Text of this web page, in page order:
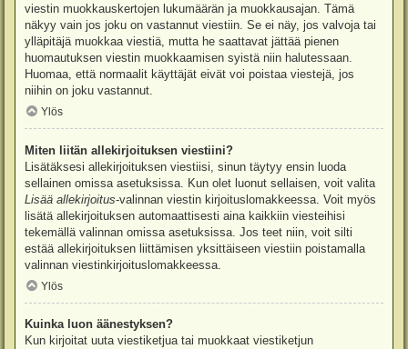
viestin muokkauskertojen lukumäärän ja muokkausajan. Tämä
näkyy vain jos joku on vastannut viestiin. Se ei näy, jos valvoja tai
ylläpitäjä muokkaa viestiä, mutta he saattavat jättää pienen
huomautuksen viestin muokkaamisen syistä niin halutessaan.
Huomaa, että normaalit käyttäjät eivät voi poistaa viestejä, jos
niihin on joku vastannut.
Ylös
Miten liitän allekirjoituksen viestiini?
Lisätäksesi allekirjoituksen viestiisi, sinun täytyy ensin luoda
sellainen omissa asetuksissa. Kun olet luonut sellaisen, voit valita
Lisää allekirjoitus-valinnan viestin kirjoituslomakkeessa. Voit myös
lisätä allekirjoituksen automaattisesti aina kaikkiin viesteihisi
tekemällä valinnan omissa asetuksissa. Jos teet niin, voit silti
estää allekirjoituksen liittämisen yksittäiseen viestiin poistamalla
valinnan viestinkirjoituslomakkeessa.
Ylös
Kuinka luon äänestyksen?
Kun kirjoitat uuta viestiketjua tai muokkaat viestiketjun